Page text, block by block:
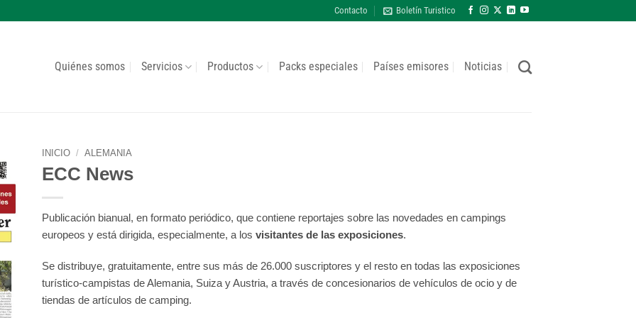
Contacto Boletín Turistico
Quiénes somos Servicios Productos Packs especiales Países emisores Noticias
INICIO / ALEMANIA
ECC News
Publicación bianual, en formato periódico, que contiene reportajes sobre las novedades en campings
europeos y está dirigida, especialmente, a los visitantes de las exposiciones.
Se distribuye, gratuitamente, entre sus más de 26.000 suscriptores y el resto en todas las exposiciones
turístico-campistas de Alemania, Suiza y Austria, a través de concesionarios de vehículos de ocio y de
tiendas de artículos de camping.